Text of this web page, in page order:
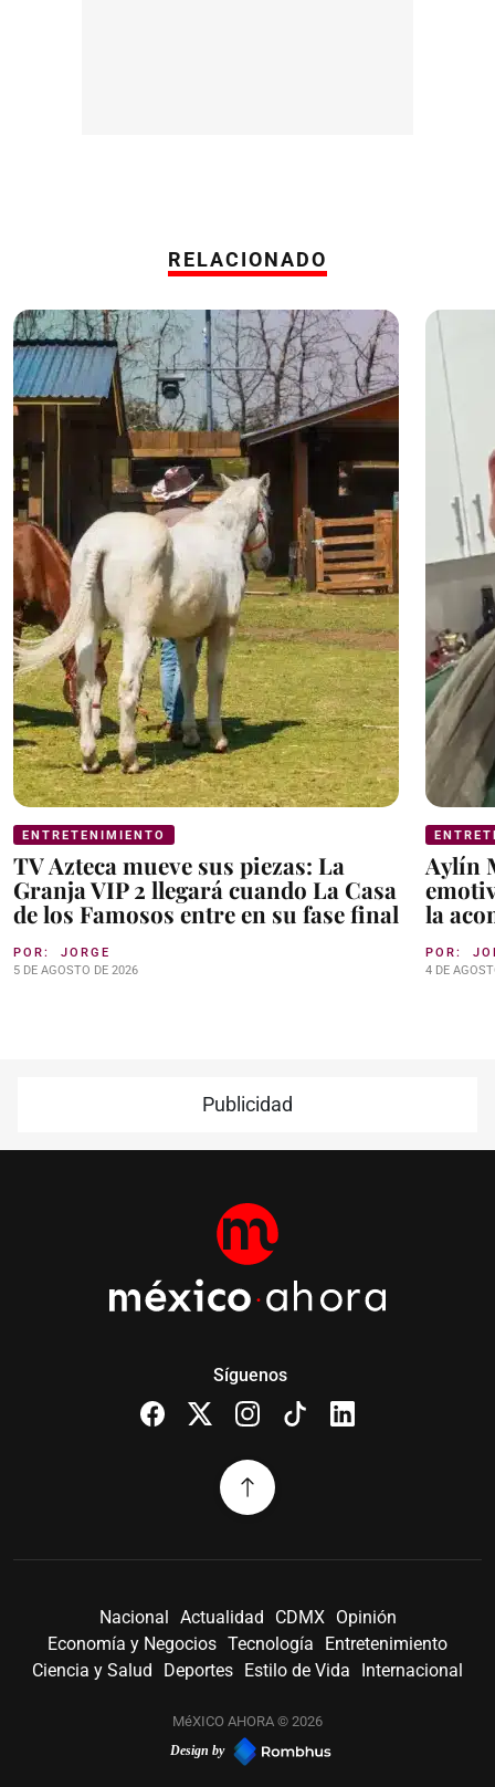
RELACIONADO
ENTRETENIMIENTO
TV Azteca mueve sus piezas: La
Granja VIP 2 llegará cuando La Casa
de los Famosos entre en su fase final
POR: JORGE
5 DE AGOSTO DE 2026
Aylín
la
POR:
4 DE
Publicidad
Síguenos
Nacional Actualidad CDMX
Opinión
Economía y Negocios Tecnología
Entretenimiento
Ciencia y Salud
Deportes Estilo de Vida Internacional
MéXICO AHORA © 2026
Design by